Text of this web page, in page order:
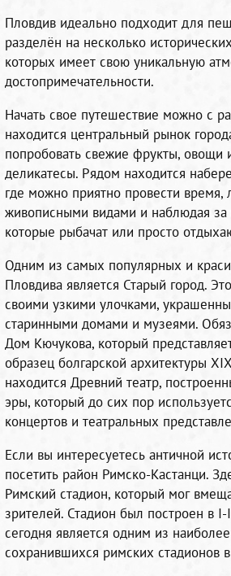
Пловдив идеально подходит для
разделён на несколько
которых имеет свою уникальную
достопримечательности.
Начать свое путешествие можно с
находится центральный рынок
попробовать свежие фрукты, овощи
деликатесы. Рядом находится
где можно приятно провести время,
живописными видами и наблюдая
которые рыбачат или просто
Одним из самых популярных и
Пловдива является Старый город.
своими узкими улочками,
старинными домами и музеями.
Дом Кючукова, который
образец болгарской архитектуры
находится Древний театр,
эры, который до сих пор
концертов и театральных
Если вы интересуетесь античной
посетить район Римско-Кастанци.
Римский стадион, который мог
зрителей. Стадион был построен в
сегодня является одним из
сохранившихся римских стадионов